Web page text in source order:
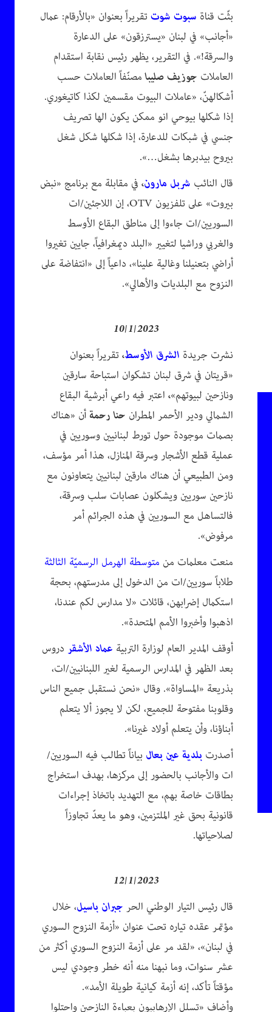
بثّت قناة سبوت شوت تقريراً بعنوان «بالأرقام: عمال
«أجانب» في لبنان «يسترزقون» على الدعارة
والسرقة!». في التقرير، يظهر رئيس نقابة استقدام
العاملات جوزيف صليبامصنّفاً العاملات حسب
أشكالهنّ، «عاملات البيوت مقسمين لكذا كاتيغوري.
إذا شكلها بيوحي انو ممكن يكون الها تصريف
جنسي في شبكات للدعارة، إذا شكلها شكل شغل
بيروح بيدبرها بشغل…».
قال النائب شربل مارون، في مقابلة مع برنامج «نبض
بيروت» على تلفزيون OTV، إن اللاجئين/ات
السوريين/ات جاءوا إلى مناطق البقاع الأوسط
والغربي وراشيا لتغيير «البلد ديمغرافياً، جايين تغيروا
أراضي بتعنيلنا وغالية علينا»، داعياً إلى «انتفاضة على
النزوح مع البلديات والأهالي».
10/1/2023
نشرت جريدة الشرق الأوسط، تقريراً بعنوان
«قريتان في شرق لبنان تشكوان استباحة سارقين
ونازحين لبيوتهم»، اعتبر فيه راعي أبرشية البقاع
الشمالي ودير الأحمر المطران حنا رحمة أن «هناك
بصمات موجودة حول تورط لبنانيين وسوريين في
عملية قطع الأشجار وسرقة المنازل، هذا أمر مؤسف،
ومن الطبيعي أن هناك مارقين لبنانيين يتعاونون مع
نازحين سوريين ويشكلون عصابات سلب وسرقة،
فالتساهل مع السوريين في هذه الجرائم أمر
مرفوض».
منعت معلمات من متوسطة الهرمل الرسميّة الثالثة
طلاباً سوريين/ات من الدخول إلى مدرستهم، بحجة
استكمال إضرابهن، قائلات «لا مدارس لكم عندنا،
اذهبوا وأخبروا الأمم المتحدة».
أوقف المدير العام لوزارة التربية عماد الأشقر دروس
بعد الظهر في المدارس الرسمية لغير اللبنانيين/ات،
بذريعة «المساواة». وقال «نحن نستقبل جميع الناس
وقلوبنا مفتوحة للجميع، لكن لا يجوز ألا يتعلم
أبناؤنا، وأن يتعلم أولاد غيرنا».
أصدرت بلدية عين بعال بياناً تطالب فيه السوريين/
ات والأجانب بالحضور إلى مركزها، بهدف استخراج
بطاقات خاصة بهم، مع التهديد باتخاذ إجراءات
قانونية بحق غير الملتزمين، وهو ما يعدّ تجاوزاً
لصلاحياتها.
12/1/2023
قال رئيس التيار الوطني الحر جبران باسيل، خلال
مؤتمر عقده تياره تحت عنوان «أزمة النزوح السوري
في لبنان»، «لقد مر على أزمة النزوح السوري أكثر من
عشر سنوات، وما نبهنا منه أنه خطر وجودي ليس
مؤقتاً تأكد، إنه أزمة كيانية طويلة الأمد».
وأضاف «تسلل الإرهابيون بعباءة النازحين واحتلوا